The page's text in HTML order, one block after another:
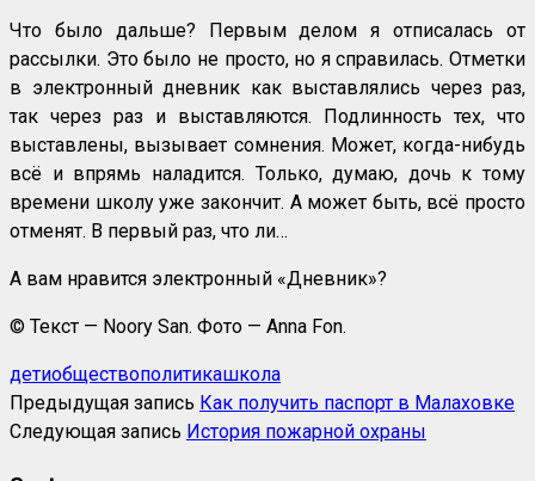
Что было дальше? Первым делом я отписалась от
рассылки. Это было не просто, но я справилась. Отметки
в электронный дневник как выставлялись через раз,
так через раз и выставляются. Подлинность тех, что
выставлены, вызывает сомнения. Может, когда-нибудь
всё и впрямь наладится. Только, думаю, дочь к тому
времени школу уже закончит. А может быть, всё просто
отменят. В первый раз, что ли…
А вам нравится электронный «Дневник»?
© Текст — Noory San. Фото — Anna Fon.
детиобществополитикашкола
Предыдущая запись Как получить паспорт в Малаховке
Следующая запись История пожарной охраны